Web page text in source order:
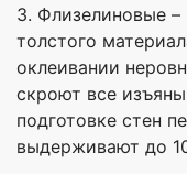
3. Флизелиновые –
толстого
оклеивании
скроют все
подготовке стен
выдерживают до